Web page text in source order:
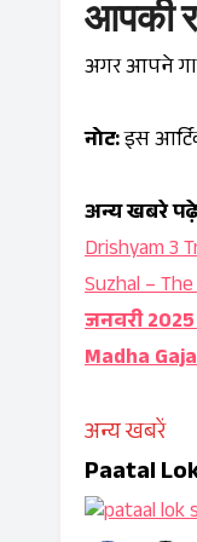
आपकी
अगर आपने
नोट:इस
अन्य खबरे
Drishyam 3
Suzhal –
जनवरी
Madha
अन्य खबरें
Paatal